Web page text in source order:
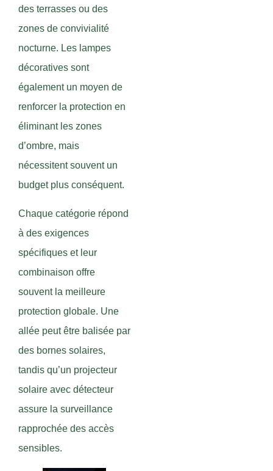
des terrasses ou des
zones de convivialité
nocturne. Les lampes
décoratives sont
également un moyen de
renforcer la protection en
éliminant les zones
d’ombre, mais
nécessitent souvent un
budget plus conséquent.
Chaque catégorie répond
à des exigences
spécifiques et leur
combinaison offre
souvent la meilleure
protection globale. Une
allée peut être balisée par
des bornes solaires,
tandis qu’un projecteur
solaire avec détecteur
assure la surveillance
rapprochée des accès
sensibles.